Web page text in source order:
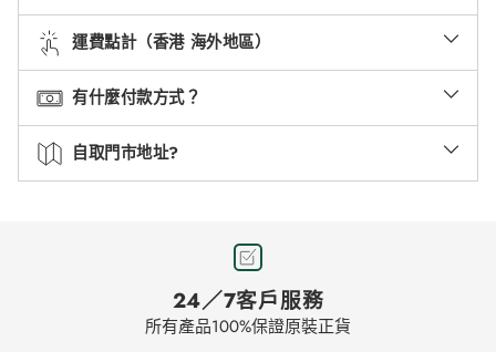
運費點計（香港 海外地區）
有什麼付款方式？
自取門市地址?
24／7客戶服務
所有產品100%保證原裝正貨